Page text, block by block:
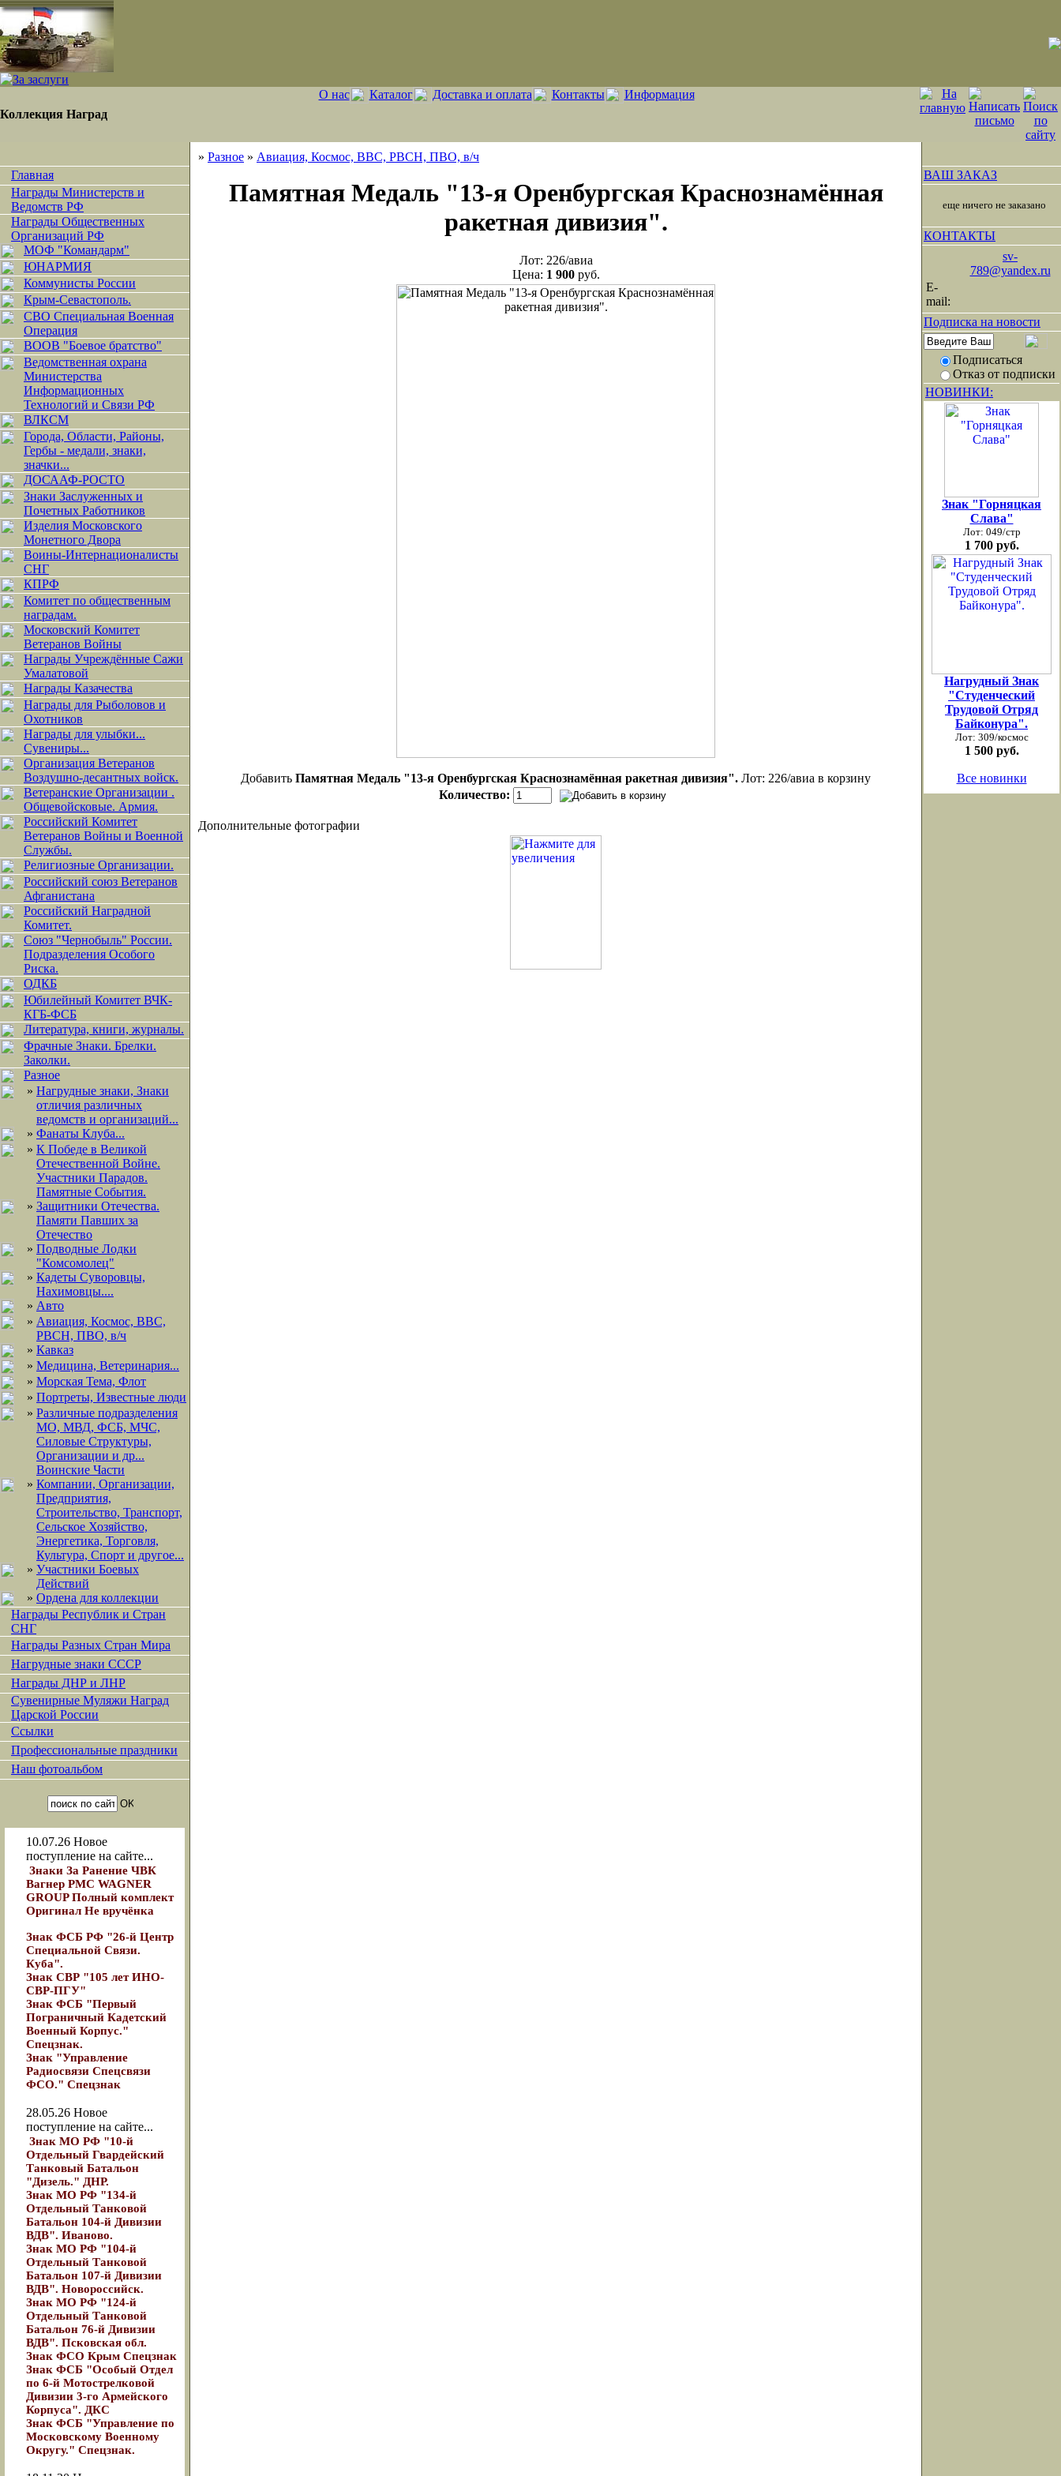
Коллекция Наград
О нас Каталог Доставка и оплата Контакты Информация
Главная
Награды Министерств и
Ведомств РФ
Награды Общественных
Организаций РФ
МОФ "Командарм"
ЮНАРМИЯ
Коммунисты России
Крым-Севастополь.
СВО Специальная Военная
Операция
ВООВ "Боевое братство"
Ведомственная охрана
Министерства
Информационных
Технологий и Связи РФ
ВЛКСМ
Города, Области, Районы,
Гербы - медали, знаки,
значки...
ДОСААФ-РОСТО
Знаки Заслуженных и
Почетных Работников
Изделия Московского
Монетного Двора
Воины-Интернационалисты
СНГ
КПРФ
Комитет по общественным
наградам.
Московский Комитет
Ветеранов Войны
Награды Учреждённые Сажи
Умалатовой
Награды Казачества
Награды для Рыболовов и
Охотников
Награды для улыбки...
Сувениры...
Организация Ветеранов
Воздушно-десантных войск.
Ветеранские Организации .
Общевойсковые. Армия.
Российский Комитет
Ветеранов Войны и Военной
Службы.
Религиозные Организации.
Российский союз Ветеранов
Афганистана
Российский Наградной
Комитет.
Союз "Чернобыль" России.
Подразделения Особого
Риска.
ОДКБ
Юбилейный Комитет ВЧК-
КГБ-ФСБ
Литература, книги, журналы.
Фрачные Знаки. Брелки.
Заколки.
Разное
» Нагрудные знаки, Знаки
отличия различных
ведомств и организаций...
» Фанаты Клуба...
» К Победе в Великой
Отечественной Войне.
Участники Парадов.
Памятные События.
» Защитники Отечества.
Памяти Павших за
Отечество
» Подводные Лодки
"Комсомолец"
» Кадеты Суворовцы,
Нахимовцы....
» Авто
» Авиация, Космос, ВВС,
РВСН, ПВО, в/ч
» Кавказ
» Медицина, Ветеринария...
» Морская Тема, Флот
» Портреты, Известные люди
» Различные подразделения
МО, МВД, ФСБ, МЧС,
Силовые Структуры,
Организации и др...
Воинские Части
» Компании, Организации,
Предприятия,
Строительство, Транспорт,
Сельское Хозяйство,
Энергетика, Торговля,
Культура, Спорт и другое...
» Участники Боевых
Действий
» Ордена для коллекции
Награды Республик и Стран
СНГ
Награды Разных Стран Мира
Нагрудные знаки СССР
Награды ДНР и ЛНР
Сувенирные Муляжи Наград
Царской России
Ссылки
Профессиональные праздники
Наш фотоальбом
10.07.26 Новое
поступление на сайте...
Знаки За Ранение ЧВК
Вагнер РМС WAGNER
GROUP Полный комплект
Оригинал Не вручёнка
Знак ФСБ РФ "26-й Центр
Специальной Связи.
Куба".
Знак СВР "105 лет ИНО-
СВР-ПГУ"
Знак ФСБ "Первый
Пограничный Кадетский
Военный Корпус."
Спецзнак.
Знак "Управление
Радиосвязи Спецсвязи
ФСО." Спецзнак
28.05.26 Новое
поступление на сайте...
Знак МО РФ "10-й
Отдельный Гвардейский
Танковый Батальон
"Дизель." ДНР.
Знак МО РФ "134-й
Отдельный Танковой
Батальон 104-й Дивизии
ВДВ". Иваново.
Знак МО РФ "104-й
Отдельный Танковой
Батальон 107-й Дивизии
ВДВ". Новороссийск.
Знак МО РФ "124-й
Отдельный Танковой
Батальон 76-й Дивизии
ВДВ". Псковская обл.
Знак ФСО Крым Спецзнак
Знак ФСБ "Особый Отдел
по 6-й Мотострелковой
Дивизии 3-го Армейского
Корпуса". ДКС
Знак ФСБ "Управление по
Московскому Военному
Округу." Спецзнак.
» Разное » Авиация, Космос, ВВС, РВСН, ПВО, в/ч
Памятная Медаль "13-я Оренбургская Краснознамённая
ракетная дивизия".
Лот: 226/авиа
Цена: 1 900руб.
Добавить Памятная Медаль "13-я Оренбургская Краснознамённая ракетная дивизия". Лот: 226/авиа в корзину
Количество:
Дополнительные фотографии
ВАШ ЗАКАЗ
еще ничего не заказано
КОНТАКТЫ
sv-
789@yandex.ru
E-
mail:
Подписка на новости
Подписаться
Отказ от подписки
НОВИНКИ:
Знак "Горняцкая
Слава"
Лот: 049/стр
1 700 руб.
Нагрудный Знак
"Студенческий
Трудовой Отряд
Байконура".
Лот: 309/космос
1 500 руб.
Все новинки